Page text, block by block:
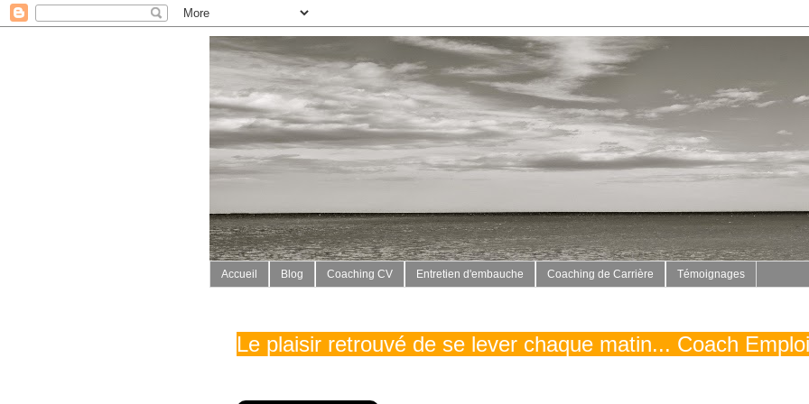
Accueil Blog Coaching CV Entretien d'embauche Coaching de Carrière Témoignages
Le plaisir retrouvé de se lever chaque matin... Coach Emploi